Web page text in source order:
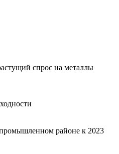
спрос на металлы
районе к 2023